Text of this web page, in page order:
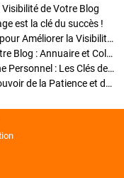
de Votre Blog
est la clé du succès !
Optimisation SEO des Articles : Stratégies pour Améliorer la Visibilité de Votre Blog
Stratégies pour améliorer la visibilité de votre Blog : Annuaire et Collaborations
Pourquoi Investir dans un Nom de Domaine Personnel : Les Clés de la Réussite de Votre Blog
Comment Faire Émerger Votre Blog : Le Pouvoir de la Patience et de la Persévérance